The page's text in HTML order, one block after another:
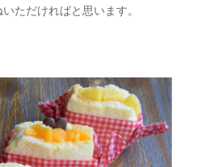
ただければと思います。